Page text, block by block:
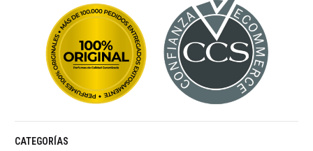
CATEGORÍAS